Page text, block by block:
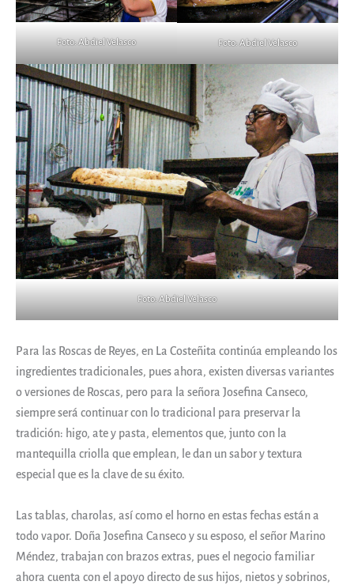
Foto: Abdiel Velasco Foto: Abdiel Velasco
Foto: Abdiel Velasco
Para las Roscas de Reyes, en La Costeñita continúa empleando los
ingredientes tradicionales, pues ahora, existen diversas variantes
o versiones de Roscas, pero para la señora Josefina Canseco,
siempre será continuar con lo tradicional para preservar la
tradición: higo, ate y pasta, elementos que, junto con la
mantequilla criolla que emplean, le dan un sabor y textura
especial que es la clave de su éxito.
Las tablas, charolas, así como el horno en estas fechas están a
todo vapor. Doña Josefina Canseco y su esposo, el señor Marino
Méndez, trabajan con brazos extras, pues el negocio familiar
ahora cuenta con el apoyo directo de sus hijos, nietos y sobrinos,